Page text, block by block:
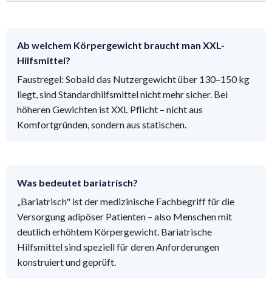
Ab welchem Körpergewicht braucht man XXL-
Hilfsmittel?
Faustregel: Sobald das Nutzergewicht über 130–150 kg
liegt, sind Standardhilfsmittel nicht mehr sicher. Bei
höheren Gewichten ist XXL Pflicht – nicht aus
Komfortgründen, sondern aus statischen.
Was bedeutet bariatrisch?
„Bariatrisch" ist der medizinische Fachbegriff für die
Versorgung adipöser Patienten – also Menschen mit
deutlich erhöhtem Körpergewicht. Bariatrische
Hilfsmittel sind speziell für deren Anforderungen
konstruiert und geprüft.